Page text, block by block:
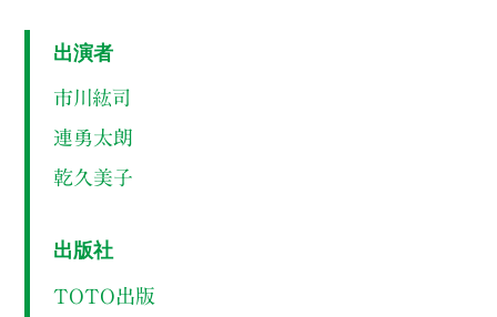
出演者
市川紘司
連勇太朗
乾久美子
出版社
TOTO出版